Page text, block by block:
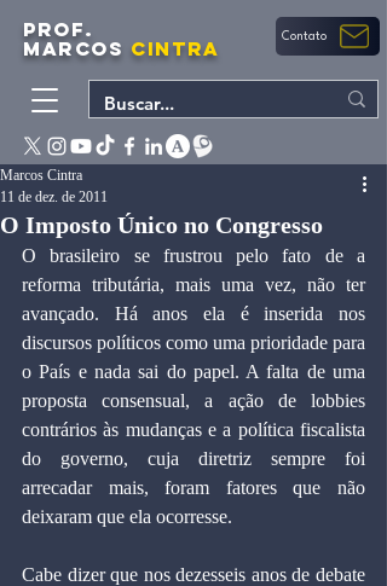
PROF.
MARCOS CINTRA Contato
O Imposto Único no Congresso
Marcos Cintra
11 de dez. de 2011
O brasileiro se frustrou pelo fato de a
reforma tributária, mais uma vez, não ter
avançado. Há anos ela é inserida nos
discursos políticos como uma prioridade para
o País e nada sai do papel. A falta de uma
proposta consensual, a ação de lobbies
contrários às mudanças e a política fiscalista
do governo, cuja diretriz sempre foi
arrecadar mais, foram fatores que não
deixaram que ela ocorresse.
Cabe dizer que nos dezesseis anos de debate